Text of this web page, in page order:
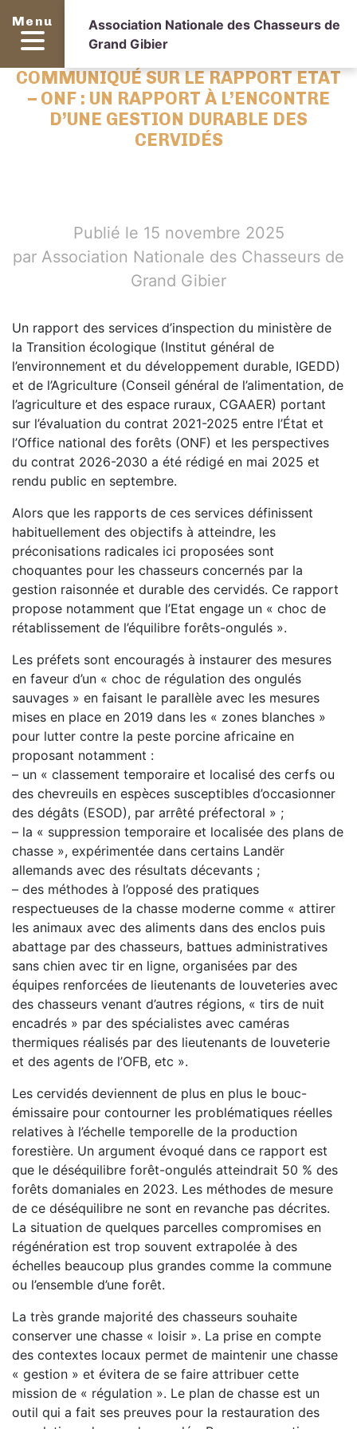
Menu
Association Nationale des Chasseurs de
Grand Gibier
COMMUNIQUÉ SUR LE RAPPORT ETAT
– ONF : UN RAPPORT À L’ENCONTRE
D’UNE GESTION DURABLE DES
CERVIDÉS
Publié le 15 novembre 2025
par Association Nationale des Chasseurs de
Grand Gibier
Un rapport des services d’inspection du ministère de
la Transition écologique (Institut général de
l’environnement et du développement durable, IGEDD)
et de l’Agriculture (Conseil général de l’alimentation, de
l’agriculture et des espace ruraux, CGAAER) portant
sur l’évaluation du contrat 2021-2025 entre l’État et
l’Office national des forêts (ONF) et les perspectives
du contrat 2026-2030 a été rédigé en mai 2025 et
rendu public en septembre.
Alors que les rapports de ces services définissent
habituellement des objectifs à atteindre, les
préconisations radicales ici proposées sont
choquantes pour les chasseurs concernés par la
gestion raisonnée et durable des cervidés. Ce rapport
propose notamment que l’Etat engage un « choc de
rétablissement de l’équilibre forêts-ongulés ».
Les préfets sont encouragés à instaurer des mesures
en faveur d’un « choc de régulation des ongulés
sauvages » en faisant le parallèle avec les mesures
mises en place en 2019 dans les « zones blanches »
pour lutter contre la peste porcine africaine en
proposant notamment :
– un « classement temporaire et localisé des cerfs ou
des chevreuils en espèces susceptibles d’occasionner
des dégâts (ESOD), par arrêté préfectoral » ;
– la « suppression temporaire et localisée des plans de
chasse », expérimentée dans certains Landër
allemands avec des résultats décevants ;
– des méthodes à l’opposé des pratiques
respectueuses de la chasse moderne comme « attirer
les animaux avec des aliments dans des enclos puis
abattage par des chasseurs, battues administratives
sans chien avec tir en ligne, organisées par des
équipes renforcées de lieutenants de louveteries avec
des chasseurs venant d’autres régions, « tirs de nuit
encadrés » par des spécialistes avec caméras
thermiques réalisés par des lieutenants de louveterie
et des agents de l’OFB, etc ».
Les cervidés deviennent de plus en plus le bouc-
émissaire pour contourner les problématiques réelles
relatives à l’échelle temporelle de la production
forestière. Un argument évoqué dans ce rapport est
que le déséquilibre forêt-ongulés atteindrait 50 % des
forêts domaniales en 2023. Les méthodes de mesure
de ce déséquilibre ne sont en revanche pas décrites.
La situation de quelques parcelles compromises en
régénération est trop souvent extrapolée à des
échelles beaucoup plus grandes comme la commune
ou l’ensemble d’une forêt.
La très grande majorité des chasseurs souhaite
conserver une chasse « loisir ». La prise en compte
des contextes locaux permet de maintenir une chasse
« gestion » et évitera de se faire attribuer cette
mission de « régulation ». Le plan de chasse est un
outil qui a fait ses preuves pour la restauration des